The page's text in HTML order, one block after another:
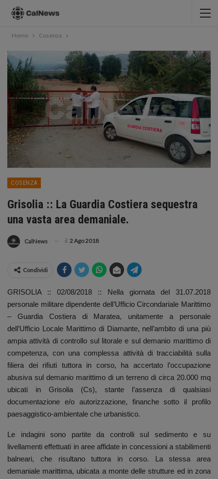
Home Cosenza
COSENZA
Grisolia :: La Guardia Costiera sequestra
una vasta area demaniale.
CalNews il 2 Ago 2018
Condividi
GRISOLIA :: 02/08/2018 :: Nella giornata del 31.07.2018
personale militare dipendente dell’Ufficio Circondariale Marittimo
– Guardia Costiera di Maratea, unitamente a personale
dell’Ufficio Locale Marittimo di Diamante, nell’ambito di una più
ampia attività di controllo sul litorale e sul demanio marittimo di
competenza, con una complessa attività di tracciabilità sulla
filiera dei rifiuti tuttora in corso, ha accertato l’occupazione
abusiva sul demanio marittimo di un terreno di circa 20.000 mq
ubicati in Grisolia (Cs), stante l’assenza di qualsiasi
documentazione e/o autorizzazione, finanche sotto il profilo
paesaggistico-ambientale che urbanistico.
Le indagini sono partite da controlli sul sedimento e su
livellamenti effettuati in aree affidate in concessioni a stabilimenti
balneari, che risultano tuttora in corso. La stessa area
demaniale marittima, ubicata a monte delle strutture ed in zona